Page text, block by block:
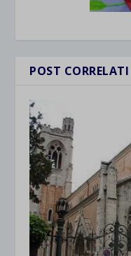
POST CORRELATI